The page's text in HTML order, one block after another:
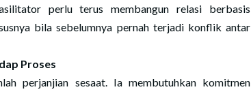
perlu terus membangun relasi berbasis
bila sebelumnya pernah terjadi konflik antar
Proses
perjanjian sesaat. Ia membutuhkan komitmen